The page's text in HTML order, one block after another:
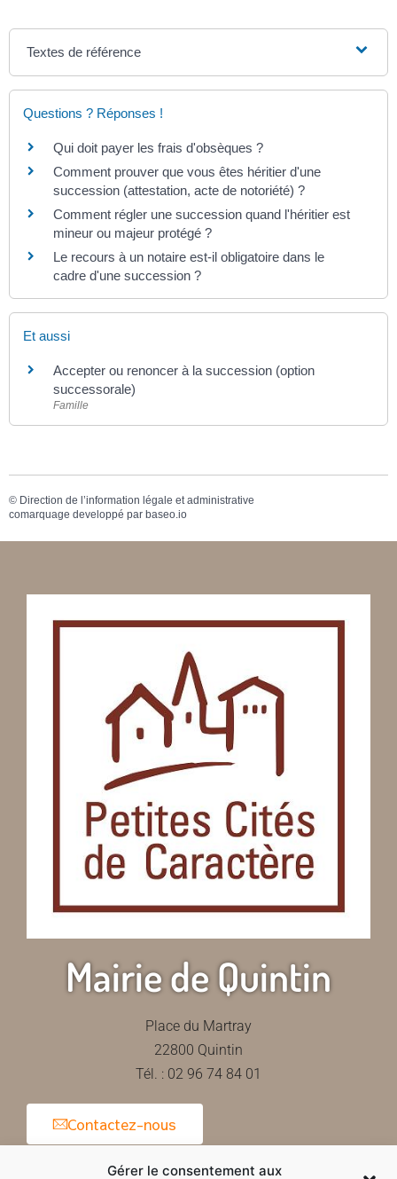
Gérer le consentement aux
Textes de référence
Questions ? Réponses !
Qui doit payer les frais d'obsèques ?
Comment prouver que vous êtes héritier d'une
succession (attestation, acte de notoriété) ?
Comment régler une succession quand l'héritier est
mineur ou majeur protégé ?
Le recours à un notaire est-il obligatoire dans le
cadre d'une succession ?
Et aussi
Accepter ou renoncer à la succession (option
successorale)
Famille
© Direction de l’information légale et administrative
comarquage developpé par baseo.io
Mairie de Quintin
Place du Martray
22800 Quintin
Tél. : 02 96 74 84 01
Contactez-nous